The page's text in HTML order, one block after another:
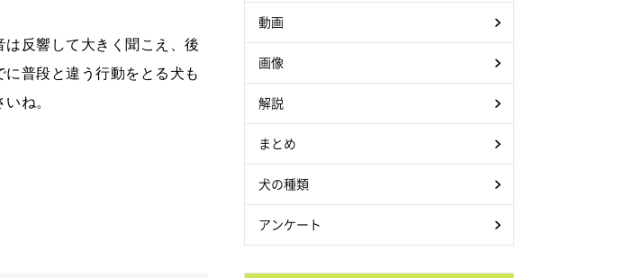
反響して大きく聞こえ、後
普段と違う行動をとる犬も
ね。
動画
画像
解説
まとめ
犬の種類
アンケート